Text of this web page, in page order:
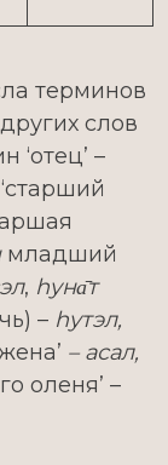
терминов
слов
‘отец’ –
младший
, һуна̄т
– һутэл,
– асал,
оленя’ –